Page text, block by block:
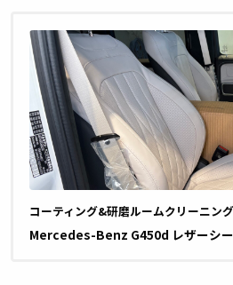
コーティング&研磨ルームクリーニン
Mercedes-Benz G450d レザーシ